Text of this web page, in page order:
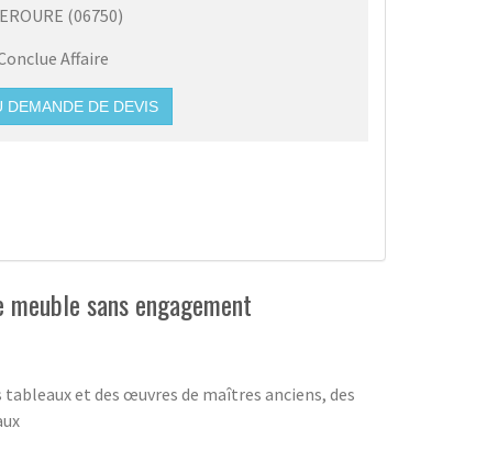
(06750)
Affaire
DE DEVIS
sans engagement
et des œuvres de maîtres anciens, des